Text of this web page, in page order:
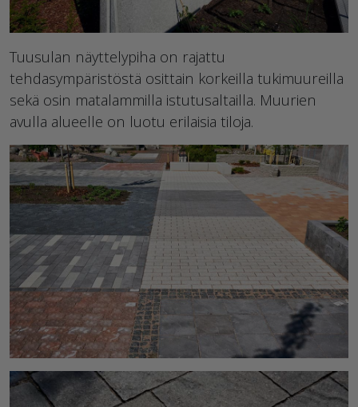
Tuusulan näyttelypiha on rajattu
tehdasympäristöstä osittain korkeilla tukimuureilla
sekä osin matalammilla istutusaltailla. Muurien
avulla alueelle on luotu erilaisia tiloja.